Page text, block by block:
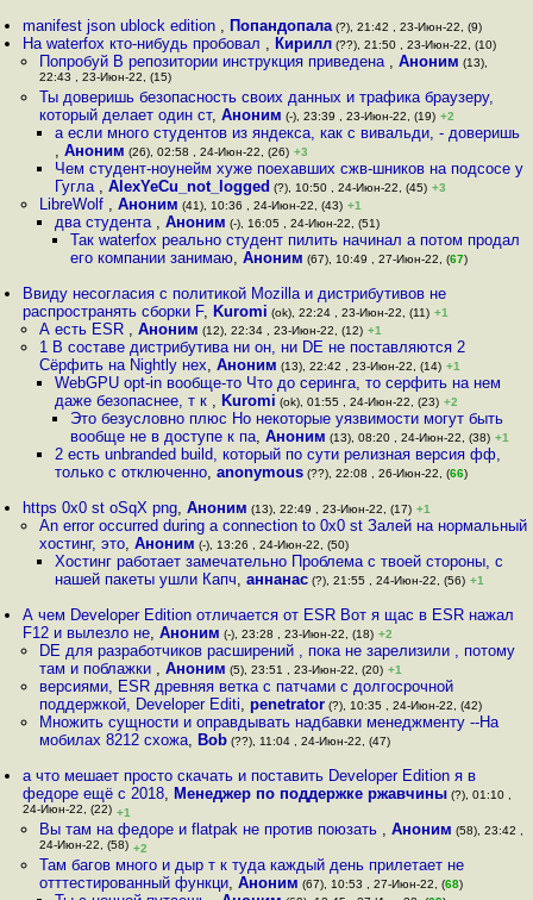
manifest json ublock edition , Попандопала (?), 21:42 , 23-Июн-22, (9)
На waterfox кто-нибудь пробовал , Кирилл (??), 21:50 , 23-Июн-22, (10)
Попробуй В репозитории инструкция приведена , Аноним (13),
22:43 , 23-Июн-22, (15)
Ты доверишь безопасность своих данных и трафика браузеру,
который делает один ст, Аноним (-), 23:39 , 23-Июн-22, (19) +2
а если много студентов из яндекса, как с вивальди, - доверишь
, Аноним (26), 02:58 , 24-Июн-22, (26) +3
Чем студент-ноунейм хуже поехавших сжв-шников на подсосе у
Гугла , AlexYeCu_not_logged (?), 10:50 , 24-Июн-22, (45) +3
LibreWolf , Аноним (41), 10:36 , 24-Июн-22, (43) +1
два студента , Аноним (-), 16:05 , 24-Июн-22, (51)
Так waterfox реально студент пилить начинал а потом продал
его компании занимаю,Аноним (67), 10:49 , 27-Июн-22, (67)
Ввиду несогласия с политикой Mozilla и дистрибутивов не
распространять сборки F, Kuromi (ok), 22:24 , 23-Июн-22, (11) +1
А есть ESR , Аноним (12), 22:34 , 23-Июн-22, (12) +1
1 В составе дистрибутива ни он, ни DE не поставляются 2
Сёрфить на Nightly нех, Аноним (13), 22:42 , 23-Июн-22, (14) +1
WebGPU opt-in вообще-то Что до серинга, то серфить на нем
даже безопаснее, т к , Kuromi (ok), 01:55 , 24-Июн-22, (23) +2
Это безусловно плюс Но некоторые уязвимости могут быть
вообще не в доступе к па,Аноним (13), 08:20 , 24-Июн-22, (38) +1
2 есть unbranded build, который по сути релизная версия фф,
только с отключенно, anonymous(??), 22:08 , 26-Июн-22, (66)
https 0x0 st oSqX png,Аноним (13), 22:49 , 23-Июн-22, (17) +1
An error occurred during a connection to 0x0 st Залей на нормальный
хостинг, это, Аноним (-), 13:26 , 24-Июн-22, (50)
Хостинг работает замечательно Проблема с твоей стороны, с
нашей пакеты ушли Капч, аннанас(?), 21:55 , 24-Июн-22, (56) +1
А чем Developer Edition отличается от ESR Вот я щас в ESR нажал
F12 и вылезло не,Аноним (-), 23:28 , 23-Июн-22, (18) +2
DE для разработчиков расширений , пока не зарелизили , потому
там и поблажки , Аноним (5), 23:51 , 23-Июн-22, (20) +1
версиями, ESR древняя ветка с патчами с долгосрочной
поддержкой, Developer Editi, penetrator(?), 10:35 , 24-Июн-22, (42)
Множить сущности и оправдывать надбавки менеджменту --На
мобилах 8212 схожа, Bob(??), 11:04 , 24-Июн-22, (47)
а что мешает просто скачать и поставить Developer Edition я в
федоре ещё с 2018, Менеджер по поддержке ржавчины (?), 01:10 ,
24-Июн-22, (22) +1
Вы там на федоре и flatpak не против поюзать , Аноним (58), 23:42 ,
24-Июн-22, (58) +2
Там багов много и дыр т к туда каждый день прилетает не
отттестированный функци, Аноним (67), 10:53 , 27-Июн-22, (68)